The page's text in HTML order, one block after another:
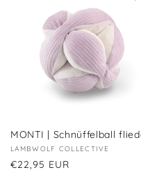
MONTI | Schnüffelball
Anbieter:
LAMBWOLF COLLECTIVE
Normaler
€22,95 EUR